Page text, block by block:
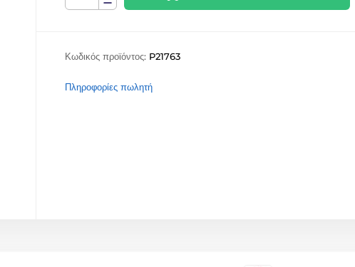
Κωδικός προϊόντος: P21763
Πληροφορίες πωλητή